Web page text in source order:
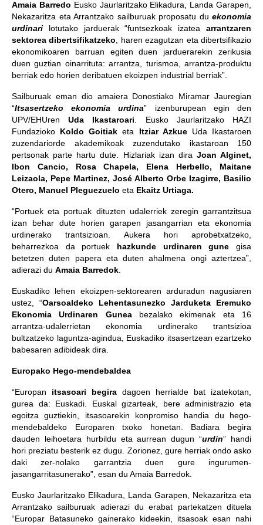
Amaia Barredo Eusko Jaurlaritzako Elikadura, Landa Garapen,
Nekazaritza eta Arrantzako sailburuak proposatu du ekonomia
urdinari lotutako jarduerak “funtsezkoak izatea arrantzaren
sektorea dibertsifikatzeko , haren ezagutzan eta dibertsifikazio
ekonomikoaren barruan egiten duen jarduerarekin zerikusia
duen guztian oinarrituta: arrantza, turismoa, arrantza-produktu
berriak edo horien deribatuen ekoizpen industrial berriak”.
Sailburuak eman dio amaiera Donostiako Miramar Jauregian
“Itsasertzeko ekonomia urdina” izenburupean egin den
UPV/EHUrenUda Ikastaroari . Eusko Jaurlaritzako HAZI
Fundazioko Koldo Goitiak eta Itziar AzkueUda Ikastaroen
zuzendariorde akademikoak zuzendutako ikastaroan 150
pertsonak parte hartu dute. Hizlariak izan dira Joan Alginet,
Ibon Cancio, Rosa Chapela, Elena Herbello, Maitane
Leizaola, Pepe Martinez, José Alberto Orbe Izagirre, Basilio
Otero, Manuel Pleguezuelo eta Ekaitz Urtiaga.
“Portuek eta portuak dituzten udalerriek zeregin garrantzitsua
izan behar dute horien garapen jasangarrian eta ekonomia
urdinerako trantsizioan. Aukera hori aprobetxatzeko,
beharrezkoa da portuek hazkunde urdinaren gune gisa
betetzen duten papera eta duten ahalmena ongi aztertzea”,
adierazi du Amaia Barredok
Euskadiko lehen ekoizpen-sektorearen arduradun nagusiaren
ustez, “Oarsoaldeko Lehentasunezko Jarduketa Eremuko
Ekonomia Urdinaren Gunea bezalako ekimenak eta 16
arrantza-udalerrietan ekonomia urdinerako trantsizioa
bultzatzeko laguntza-agindua, Euskadiko itsasertzean ezartzeko
babesaren adibideak dira.
Europako Hego-mendebaldea
“Europan itsasoari begira dagoen herrialde bat izatekotan,
gurea da: Euskadi. Euskal gizarteak, bere administrazio eta
egoitza guztiekin, itsasoarekin konpromiso handia du hego-
mendebaldeko Europaren txoko honetan. Badiara begira
dauden leihoetara hurbildu eta aurrean dugun “urdin” handi
hori preziatu besterik ez dugu. Zorionez, gure herriak ondo asko
daki zer-nolako garrantzia duen gure ingurumen-
jasangarritasunerako”, esan du Amaia Barredok.
Eusko Jaurlaritzako Elikadura, Landa Garapen, Nekazaritza eta
Arrantzako sailburuak adierazi du erabat partekatzen dituela
“Europar Batasuneko gainerako kideekin, itsasoak esan nahi